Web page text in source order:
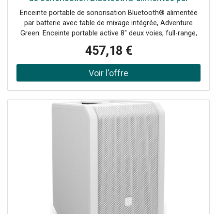
batterie - Haut-parleur actif sans fil
Enceinte portable de sonorisation Bluetooth® alimentée
par batterie avec table de mixage intégrée, Adventure
Green: Enceinte portable active 8" deux voies, full-range,
bandes, réverbération et délai, Longue autonomie sur
batterie: jusqu'à 11 heures (mode ECO)/3,5 heures
(volume maxi), Bluetooth® 5.0 et streaming stéréo (mode
TWS) avec deux ANNY®, Un son clair et sans distorsion,
génération, 2 entrées micro/ligne pour des options de
connexion polyvalentes, 1 canal stéréo avec prise jack 3,5
mm (AUX) ou Cinch, Mode priorité/atténuation
automatique pour privilégier le signal du microphone,
Coffret incliné vers l'arrière, assurant une dispersion
sonore optimale, Puits de 35 mm pour utilisation sur un
pied d'enceinte, Port USB-C pour charger une tablette ou
un smartphone, Entrée pour pédale Footswitch, pour un
contrôle facile (mains libres) des effets, Support intégré
pour tablette ou téléphone, ANNY® – Votre solution
sonore alimentée par batterie, adaptée à vraiment toutes
457,18 €